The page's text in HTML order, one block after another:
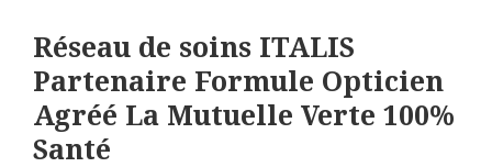
Réseau de soins ITALIS
Partenaire Formule Opticien
Agréé La Mutuelle Verte 100%
Santé